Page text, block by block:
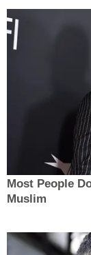
Most People
Muslim